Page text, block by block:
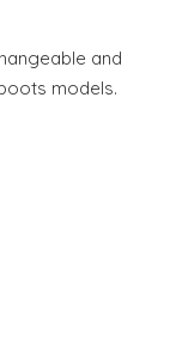
and
models.